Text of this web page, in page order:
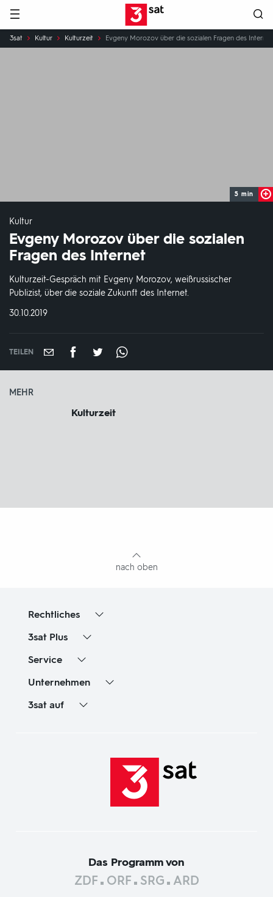
Hauptnavigation 3SAT
Sie
sind
3sat Kultur Kulturzeit Evgeny Morozov über die sozialen Fragen des
5 min
Kultur
Evgeny Morozov über die sozialen
Fragen des Internet
Kulturzeit-Gespräch mit Evgeny Morozov, weißrussischer
Publizist, über die soziale Zukunft des Internet.
DATUM:
30.10.2019
TEILEN
MEHR
Kulturzeit
nach oben
Rechtliches
3sat Plus
Service
Unternehmen
3sat auf
Das Programm von
ZDF ORF SRG ARD